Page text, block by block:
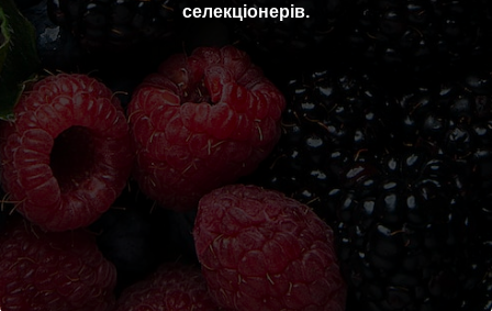
селекціонерів.